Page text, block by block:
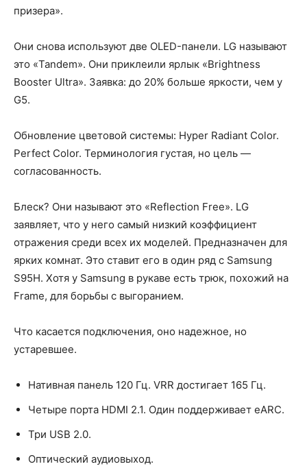
призера».
Они снова используют две OLED-панели. LG называют
это «Tandem». Они приклеили ярлык «Brightness
Booster Ultra». Заявка: до 20% больше яркости, чем у
G5.
Обновление цветовой системы: Hyper Radiant Color.
Perfect Color. Терминология густая, но цель —
согласованность.
Блеск? Они называют это «Reflection Free». LG
заявляет, что у него самый низкий коэффициент
отражения среди всех их моделей. Предназначен для
ярких комнат. Это ставит его в один ряд с Samsung
S95H. Хотя у Samsung в рукаве есть трюк, похожий на
Frame, для борьбы с выгоранием.
Что касается подключения, оно надежное, но
устаревшее.
Нативная панель 120 Гц. VRR достигает 165 Гц.
Четыре порта HDMI 2.1. Один поддерживает eARC.
Три USB 2.0.
Оптический аудиовыход.